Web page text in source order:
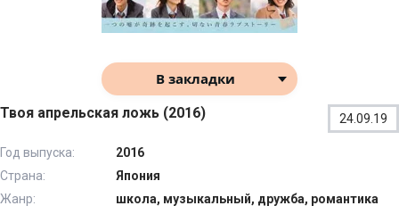
В закладки
Твоя апрельская ложь (2016) 24.09.19
Год выпуска:
2016
Страна:
Япония
Жанр:
школа, музыкальный, дружба, романтика